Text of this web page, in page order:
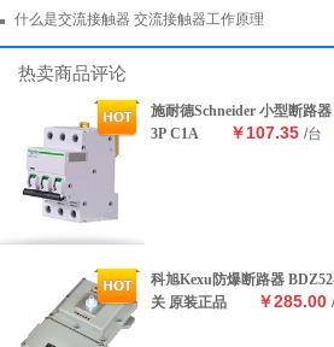
什么是交流接触器 交流接触器工作原理
热卖商品评论
施耐德Schneider 小型断路
3P C1A
￥107.35 /台
科旭Kexu防爆断路器
关 原装正品
￥285.00